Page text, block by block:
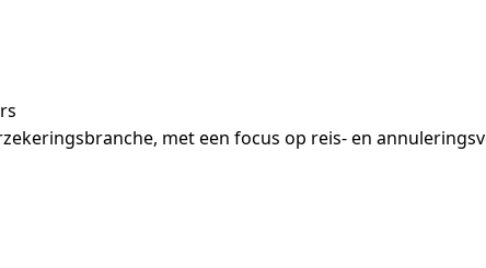
met een focus op reis- en